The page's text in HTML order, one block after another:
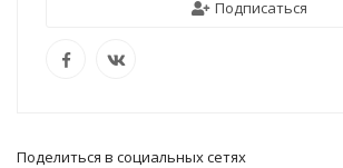
Подписаться
Поделиться в социальных сетях